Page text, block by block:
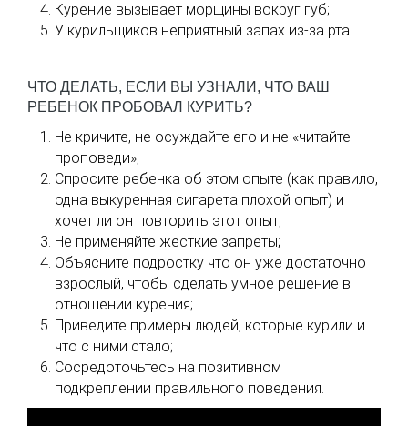
Курение вызывает морщины вокруг губ;
У курильщиков неприятный запах из-за рта.
ЧТО ДЕЛАТЬ, ЕСЛИ ВЫ УЗНАЛИ, ЧТО ВАШ
РЕБЕНОК ПРОБОВАЛ КУРИТЬ?
Не кричите, не осуждайте его и не «читайте
проповеди»;
Спросите ребенка об этом опыте (как правило,
одна выкуренная сигарета плохой опыт) и
хочет ли он повторить этот опыт;
Не применяйте жесткие запреты;
Объясните подростку что он уже достаточно
взрослый, чтобы сделать умное решение в
отношении курения;
Приведите примеры людей, которые курили и
что с ними стало;
Сосредоточьтесь на позитивном
подкреплении правильного поведения.